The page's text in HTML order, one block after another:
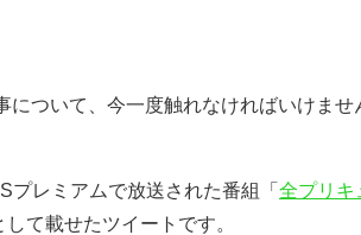
ついて、今一度触れなければいけませ
レミアムで放送された番組「 全プリキ
て載せたツイートです。